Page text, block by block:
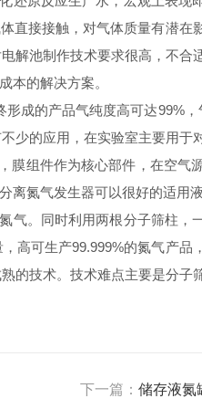
直接接触，对气体质量有潜在
解池制作技术要求很高，不合
本的解决方案。
成的产品气纯度高可达99%，
少的应用，在实验室主要用于
膜组件作为核心部件，在空气
离氮气发生器可以很好的适用
气。同时利用两根分子筛柱，
高可生产99.999%的氮气产品
的技术。技术难点主要是分子
下一篇： 储存液氮